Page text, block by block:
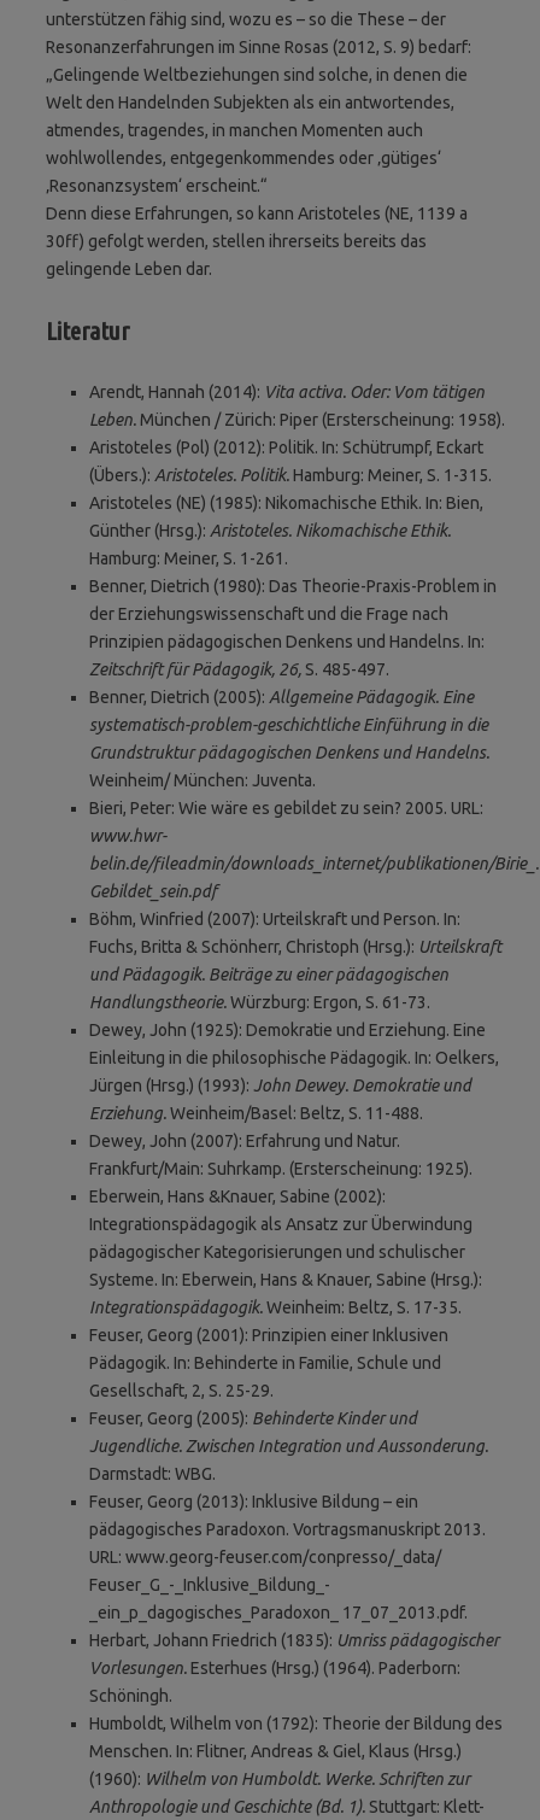
unterstützen fähig sind, wozu es – so die These – der
Resonanzerfahrungen im Sinne Rosas (2012, S. 9) bedarf:
„Gelingende Weltbeziehungen sind solche, in denen die
Welt den Handelnden Subjekten als ein antwortendes,
atmendes, tragendes, in manchen Momenten auch
wohlwollendes, entgegenkommendes oder ‚gütiges‘
‚Resonanzsystem‘ erscheint.“
Denn diese Erfahrungen, so kann Aristoteles (NE, 1139 a
30ff) gefolgt werden, stellen ihrerseits bereits das
gelingende Leben dar.
Literatur
Arendt, Hannah (2014): Vita activa. Oder: Vom tätigen
Leben.München / Zürich: Piper (Ersterscheinung: 1958).
Aristoteles (Pol) (2012): Politik. In: Schütrumpf, Eckart
(Übers.): Aristoteles. Politik.Hamburg: Meiner, S. 1-315.
Aristoteles (NE) (1985): Nikomachische Ethik. In: Bien,
Günther (Hrsg.): Aristoteles. Nikomachische Ethik.
Hamburg: Meiner, S. 1-261.
Benner, Dietrich (1980): Das Theorie-Praxis-Problem in
der Erziehungswissenschaft und die Frage nach
Prinzipien pädagogischen Denkens und Handelns. In:
Zeitschrift für Pädagogik, 26, S. 485-497.
Benner, Dietrich (2005): Allgemeine Pädagogik. Eine
systematisch-problem-geschichtliche Einführung in die
Grundstruktur pädagogischen Denkens und Handelns.
Weinheim/ München: Juventa.
Bieri, Peter: Wie wäre es gebildet zu sein? 2005. URL:
www.hwr-
belin.de/fileadmin/downloads_internet/publikationen/Birie_.
Gebildet_sein.pdf
Böhm, Winfried (2007): Urteilskraft und Person. In:
Fuchs, Britta & Schönherr, Christoph (Hrsg.): Urteilskraft
und Pädagogik. Beiträge zu einer pädagogischen
Handlungstheorie.Würzburg: Ergon, S. 61-73.
Dewey, John (1925): Demokratie und Erziehung. Eine
Einleitung in die philosophische Pädagogik. In: Oelkers,
Jürgen (Hrsg.) (1993): John Dewey. Demokratie und
Erziehung.Weinheim/Basel: Beltz, S. 11-488.
Dewey, John (2007): Erfahrung und Natur.
Frankfurt/Main: Suhrkamp. (Ersterscheinung: 1925).
Eberwein, Hans &Knauer, Sabine (2002):
Integrationspädagogik als Ansatz zur Überwindung
pädagogischer Kategorisierungen und schulischer
Systeme. In: Eberwein, Hans & Knauer, Sabine (Hrsg.):
Integrationspädagogik.Weinheim: Beltz, S. 17-35.
Feuser, Georg (2001): Prinzipien einer Inklusiven
Pädagogik. In: Behinderte in Familie, Schule und
Gesellschaft, 2, S. 25-29.
Feuser, Georg (2005): Behinderte Kinder und
Jugendliche. Zwischen Integration und Aussonderung.
Darmstadt: WBG.
Feuser, Georg (2013): Inklusive Bildung – ein
pädagogisches Paradoxon. Vortragsmanuskript 2013.
URL: www.georg-feuser.com/conpresso/_data/
Feuser_G_-_Inklusive_Bildung_-
_ein_p_dagogisches_Paradoxon_ 17_07_2013.pdf.
Herbart, Johann Friedrich (1835): Umriss pädagogischer
Vorlesungen.Esterhues (Hrsg.) (1964). Paderborn:
Schöningh.
Humboldt, Wilhelm von (1792): Theorie der Bildung des
Menschen. In: Flitner, Andreas & Giel, Klaus (Hrsg.)
(1960): Wilhelm von Humboldt. Werke. Schriften zur
Anthropologie und Geschichte (Bd. 1). Stuttgart: Klett-